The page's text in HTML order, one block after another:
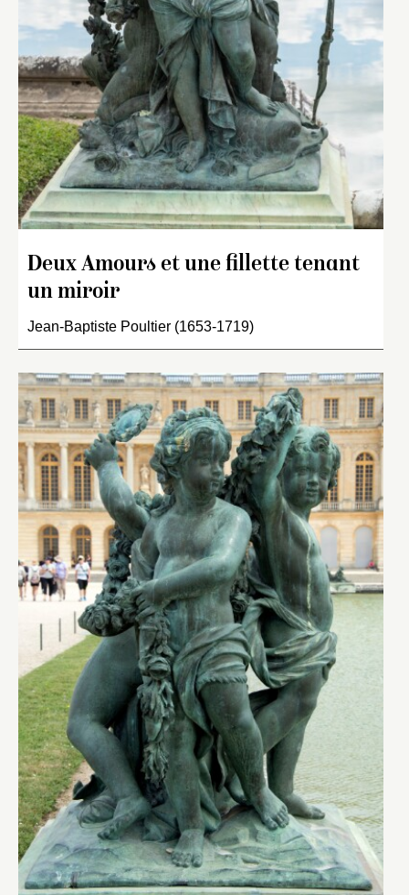
Deux Amours et une fillette tenant
un miroir
Jean-Baptiste Poultier (1653-1719)